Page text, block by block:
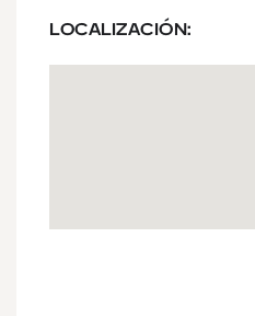
LOCALIZACIÓN: